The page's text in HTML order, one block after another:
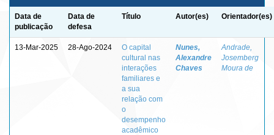
Data de
publicação
Data de
defesa
Título Autor(es) Orientador(es)
13-Mar-2025 28-Ago-2024
O capital
cultural nas
interações
familiares e
a sua
relação com
o
desempenho
acadêmico
Nunes,
Alexandre
Chaves
Andrade,
Josemberg
Moura de